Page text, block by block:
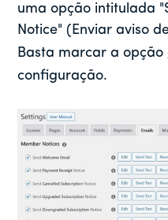
uma opção intitulada
Notice" (Enviar aviso
Basta marcar a opção
configuração.